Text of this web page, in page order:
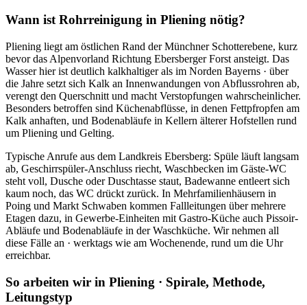
Wann ist Rohrreinigung in Pliening nötig?
Pliening liegt am östlichen Rand der Münchner Schotterebene, kurz
bevor das Alpenvorland Richtung Ebersberger Forst ansteigt. Das
Wasser hier ist deutlich kalkhaltiger als im Norden Bayerns · über
die Jahre setzt sich Kalk an Innenwandungen von Abflussrohren ab,
verengt den Querschnitt und macht Verstopfungen wahrscheinlicher.
Besonders betroffen sind Küchenabflüsse, in denen Fettpfropfen am
Kalk anhaften, und Bodenabläufe in Kellern älterer Hofstellen rund
um Pliening und Gelting.
Typische Anrufe aus dem Landkreis Ebersberg: Spüle läuft langsam
ab, Geschirrspüler-Anschluss riecht, Waschbecken im Gäste-WC
steht voll, Dusche oder Duschtasse staut, Badewanne entleert sich
kaum noch, das WC drückt zurück. In Mehrfamilienhäusern in
Poing und Markt Schwaben kommen Fallleitungen über mehrere
Etagen dazu, in Gewerbe-Einheiten mit Gastro-Küche auch Pissoir-
Abläufe und Bodenabläufe in der Waschküche. Wir nehmen all
diese Fälle an · werktags wie am Wochenende, rund um die Uhr
erreichbar.
So arbeiten wir in Pliening · Spirale, Methode,
Leitungstyp